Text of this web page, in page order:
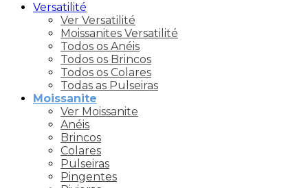
Versatilité
Ver Versatilité
Moissanites Versatilité
Todos os Anéis
Todos os Brincos
Todos os Colares
Todas as Pulseiras
Moissanite
Ver Moissanite
Anéis
Brincos
Colares
Pulseiras
Pingentes